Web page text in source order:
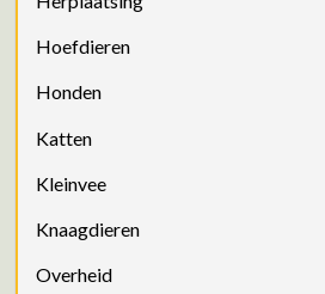
Hoefdieren
Honden
Katten
Kleinvee
Knaagdieren
Overheid